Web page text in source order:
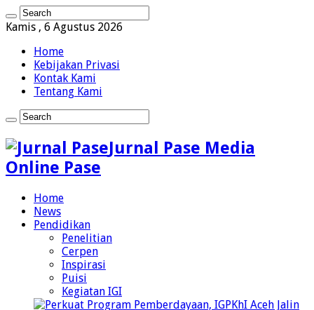
Kamis , 6 Agustus 2026
Home
Kebijakan Privasi
Kontak Kami
Tentang Kami
Jurnal Pase Media
Online Pase
Home
News
Pendidikan
Penelitian
Cerpen
Inspirasi
Puisi
Kegiatan IGI